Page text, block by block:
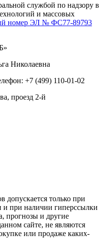
службой по надзору в
и массовых
номер ЭЛ № ФС77-89793
Николаевна
+7 (499) 110-01-02
проезд 2-й
допускается только при
и при наличии гиперссылки
прогнозы и другие
сайте, не являются
или продаже каких-